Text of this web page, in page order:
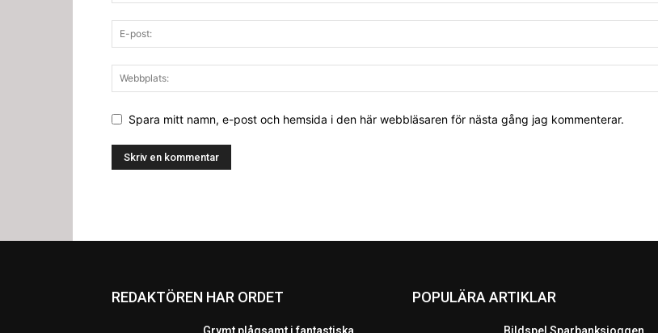
Spara mitt namn, e-post och hemsida i den här webbläsaren för nästa gång jag kommenterar.
REDAKTÖREN HAR ORDET
Grymt plågsamt i fantastiska
POPULÄRA ARTIKLAR
Bildspel Sparbanksjoggen